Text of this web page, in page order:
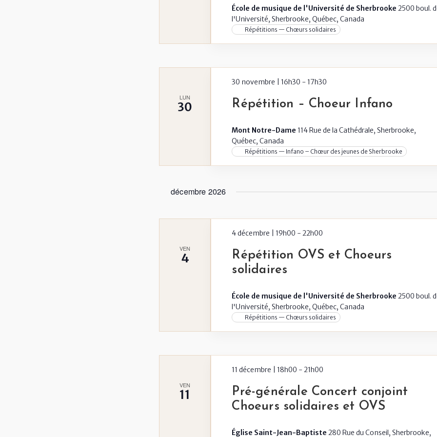
École de musique de l'Université de Sherbrooke 2500 boul.
l'Université, Sherbrooke, Québec, Canada
Répétitions — Chœurs solidaires
LUN
30 Répétition – Choeur Infano
30 novembre | 16h30 - 17h30
Mont Notre-Dame 114 Rue de la Cathédrale, Sherbrooke,
Québec, Canada
Répétitions — Infano – Chœur des jeunes de Sherbrooke
décembre 2026
VEN
4
Répétition OVS et Choeurs
solidaires
4 décembre | 19h00 - 22h00
École de musique de l'Université de Sherbrooke 2500 boul.
l'Université, Sherbrooke, Québec, Canada
Répétitions — Chœurs solidaires
VEN
11
Pré-générale Concert conjoint
Choeurs solidaires et OVS
11 décembre | 18h00 - 21h00
Église Saint-Jean-Baptiste 280 Rue du Conseil, Sherbrooke,